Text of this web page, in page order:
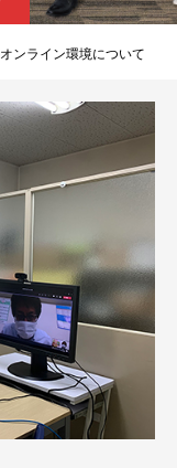
ンライン環境について